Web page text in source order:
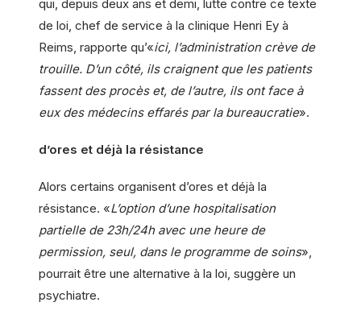
qui, depuis deux ans et demi, lutte contre ce texte
de loi, chef de service à la clinique Henri Ey à
Reims, rapporte qu’«ici, l’administration crève de
trouille. D’un côté, ils craignent que les patients
fassent des procès et, de l’autre, ils ont face à
eux des médecins effarés par la bureaucratie».
d’ores et déjà la résistance
Alors certains organisent d’ores et déjà la
résistance. «L’option d’une hospitalisation
partielle de 23h/24h avec une heure de
permission, seul, dans le programme de soins»,
pourrait être une alternative à la loi, suggère un
psychiatre.